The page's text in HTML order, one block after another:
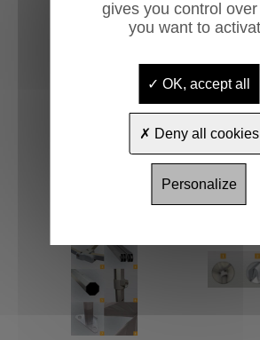
gives you control
you want to
OK, accept all
Deny all cookies
Personalize